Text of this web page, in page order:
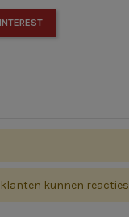
klanten kunnen